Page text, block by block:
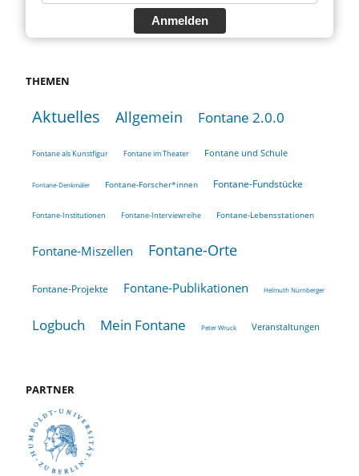
Anmelden
THEMEN
Aktuelles Allgemein Fontane 2.0.0
Fontane als Kunstfigur Fontane im Theater Fontane und Schule
Fontane-Denkmäler Fontane-Forscher*innen Fontane-Fundstücke
Fontane-Institutionen Fontane-Interviewreihe Fontane-Lebensstationen
Fontane-Miszellen Fontane-Orte
Fontane-Projekte Fontane-Publikationen Helmuth Nürnberger
Logbuch Mein Fontane Peter Wruck Veranstaltungen
PARTNER